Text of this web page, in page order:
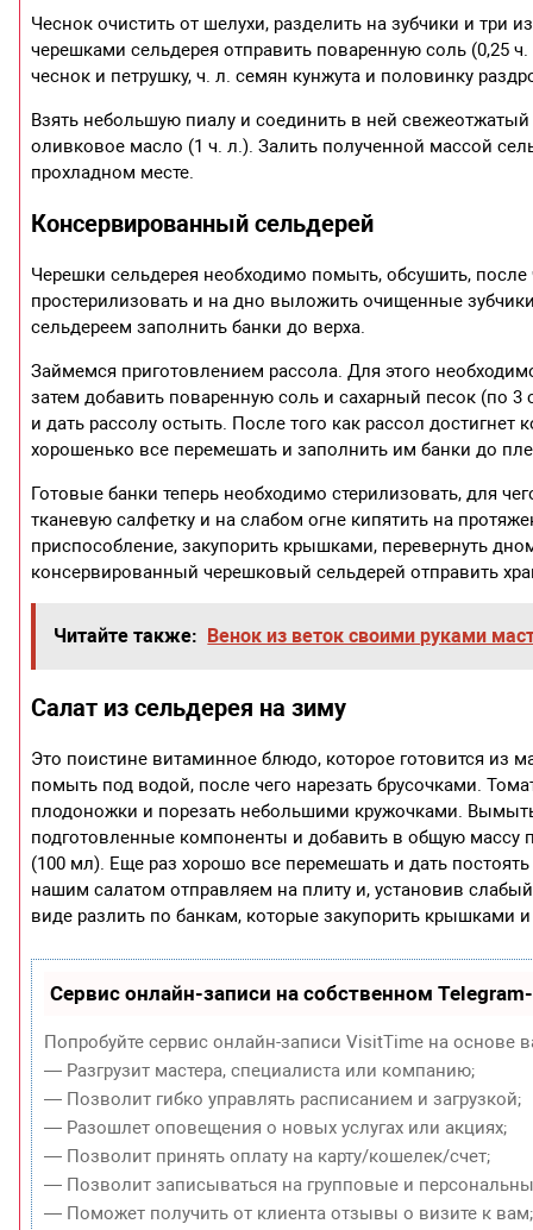
Чеснок очистить от шелухи, разделить на зубчики и три
черешками сельдерея отправить поваренную соль (0,25
чеснок и петрушку, ч. л. семян кунжута и половинку
Взять небольшую пиалу и соединить в ней
оливковое масло (1 ч. л.). Залить полученной массой
прохладном месте.
Консервированный сельдерей
Черешки сельдерея необходимо помыть, обсушить,
простерилизовать и на дно выложить очищенные
сельдереем заполнить банки до верха.
Займемся приготовлением рассола. Для этого
затем добавить поваренную соль и сахарный песок (по
и дать рассолу остыть. После того как рассол
хорошенько все перемешать и заполнить им банки до
Готовые банки теперь необходимо стерилизовать, для
тканевую салфетку и на слабом огне кипятить на
приспособление, закупорить крышками, перевернуть
консервированный черешковый сельдерей отправить
Читайте также: Венок из веток своими руками
Салат из сельдерея на зиму
Это поистине витаминное блюдо, которое готовится из
помыть под водой, после чего нарезать брусочками.
плодоножки и порезать небольшими кружочками.
подготовленные компоненты и добавить в общую массу
(100 мл). Еще раз хорошо все перемешать и дать
нашим салатом отправляем на плиту и, установив
виде разлить по банкам, которые закупорить крышками
Сервис онлайн-записи на собственном
Попробуйте сервис онлайн-записи VisitTime на основе
— Разгрузит мастера, специалиста или компанию;
— Позволит гибко управлять расписанием и загрузкой;
— Разошлет оповещения о новых услугах или акциях;
— Позволит принять оплату на карту/кошелек/счет;
— Позволит записываться на групповые и
— Поможет получить от клиента отзывы о визите к вам;